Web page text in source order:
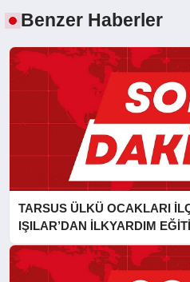
Benzer Haberler
TARSUS ÜLKÜ OCAKLARI
IŞILAR’DAN İLKYARDIM
CAN FİDAN’A ZİYARET